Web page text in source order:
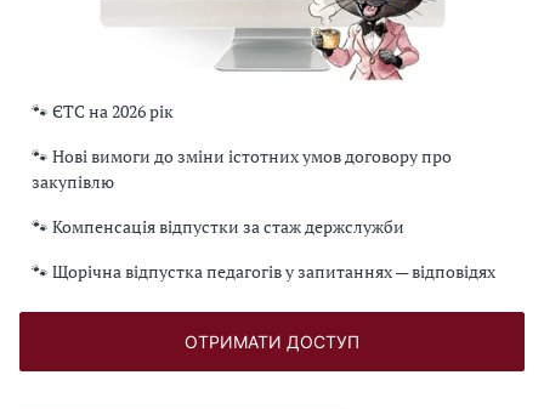
🐾 ЄТС на 2026 рік
🐾 Нові вимоги до зміни істотних умов договору про
закупівлю
🐾 Компенсація відпустки за стаж держслужби
🐾 Щорічна відпустка педагогів у запитаннях — відповідях
ОТРИМАТИ ДОСТУП